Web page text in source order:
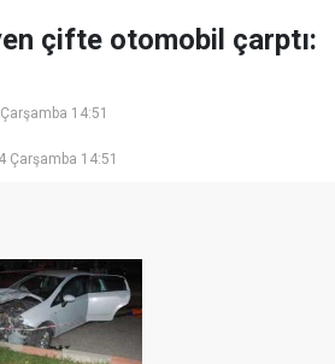
çifte otomobil çarptı:
14:51
Çarşamba 14:51